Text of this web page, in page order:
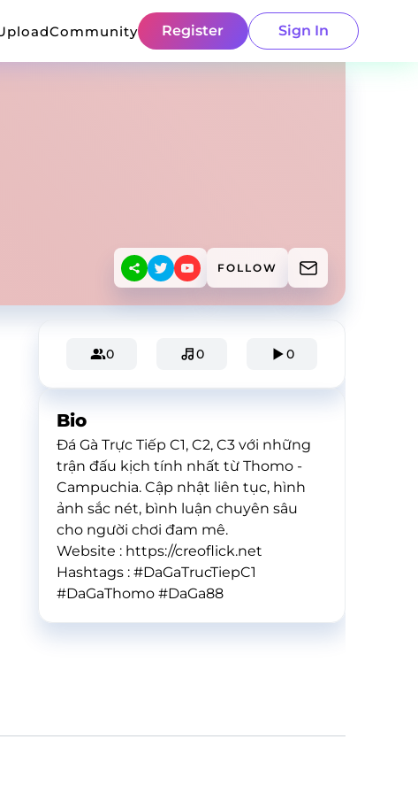
Community Register Sign In
FOLLOW
0 0 0
Bio
Đá Gà Trực Tiếp C1, C2, C3 với những
trận đấu kịch tính nhất từ Thomo -
Campuchia. Cập nhật liên tục, hình
ảnh sắc nét, bình luận chuyên sâu
cho người chơi đam mê.
Website : https://creoflick.net
Hashtags : #DaGaTrucTiepC1
#DaGaThomo #DaGa88